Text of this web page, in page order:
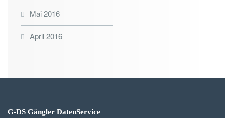
Mai 2016
April 2016
G-DS Gängler DatenService